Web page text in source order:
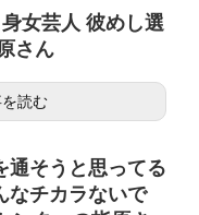
女芸人 彼めし選
さん
読む
通そうと思ってる
なチカラないで